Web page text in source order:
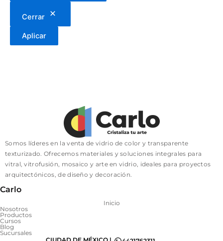
Cerrar
Aplicar
Somos líderes en la venta de vidrio de color y transparente
texturizado. Ofrecemos materiales y soluciones integrales para
vitral, vitrofusión, mosaico y arte en vidrio, ideales para proyectos
arquitectónicos, de diseño y decoración.
Carlo
Inicio
Nosotros
Productos
Cursos
Blog
Sucursales